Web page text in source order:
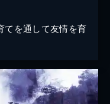
てを通して友情を育